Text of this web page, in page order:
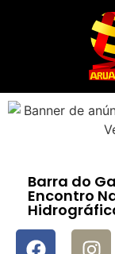
Barra do
Encontro